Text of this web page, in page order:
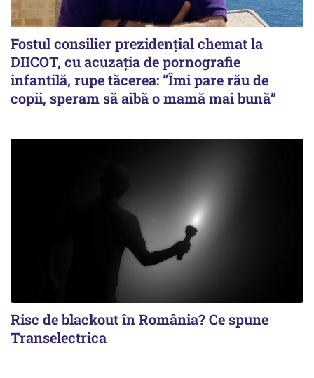
Fostul consilier prezidențial chemat la
DIICOT, cu acuzația de pornografie
infantilă, rupe tăcerea: ”Îmi pare rău de
copii, speram să aibă o mamă mai bună”
Risc de blackout în România? Ce spune
Transelectrica